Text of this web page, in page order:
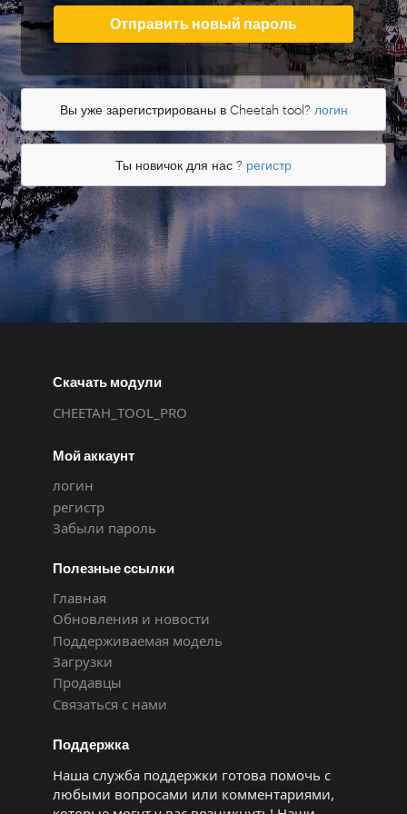
Отправить новый пароль
Вы уже зарегистрированы в Cheetah tool? логин
Ты новичок для нас ? регистр
Скачать модули
CHEETAH_TOOL_PRO
Мой аккаунт
логин
регистр
Забыли пароль
Полезные ссылки
Главная
Обновления и новости
Поддерживаемая модель
Загрузки
Продавцы
Связаться с нами
Поддержка
Наша служба поддержки готова помочь с
любыми вопросами или комментариями,